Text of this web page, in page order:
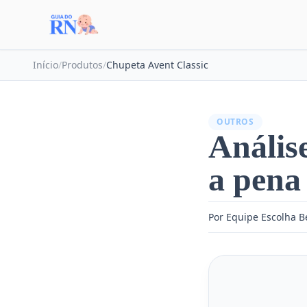
Início/Produtos/Chupeta Avent Classic
OUTROS
a
Por Equipe Escolha